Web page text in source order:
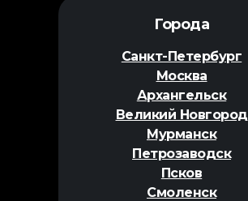
Города
Санкт-Петербург
Москва
Архангельск
Великий Новгород
Мурманск
Петрозаводск
Псков
Смоленск